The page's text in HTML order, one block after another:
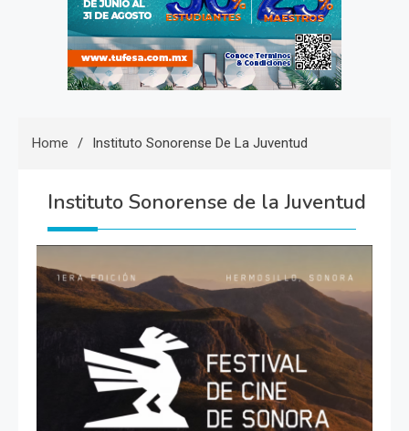
Home Instituto Sonorense De La Juventud
Instituto Sonorense de la Juventud